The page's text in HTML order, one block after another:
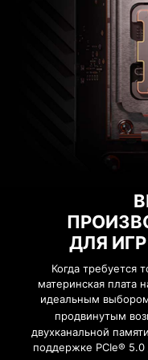
Встроенные линии
от процессоров
Ryzen 9000 и
Добавьте
Light
без
затем
удобного
защита
одном
VPN и
ДЛЯ
Когда требуется
материнская плата
идеальным
продвинутым
двухканальной
поддержке PCIe®